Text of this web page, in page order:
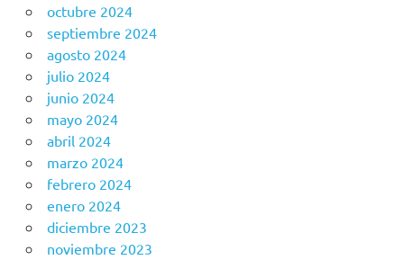
octubre 2024
septiembre 2024
agosto 2024
julio 2024
junio 2024
mayo 2024
abril 2024
marzo 2024
febrero 2024
enero 2024
diciembre 2023
noviembre 2023